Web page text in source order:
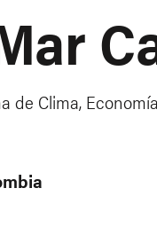
de Clima,